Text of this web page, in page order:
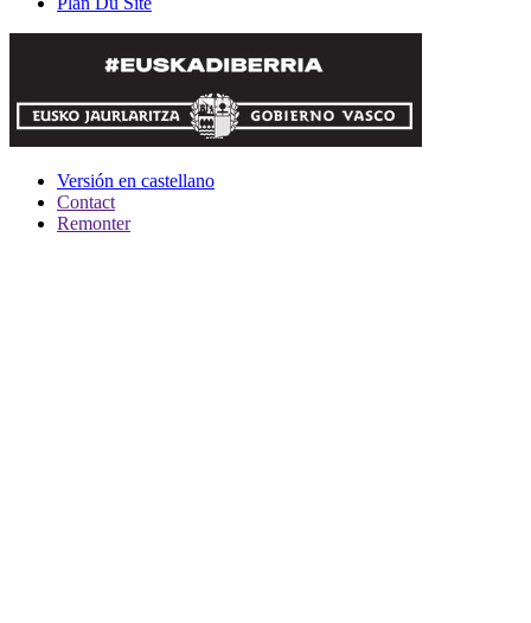
Versión en castellano
Contact
Remonter